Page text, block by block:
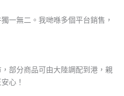
一無二。我哋喺多個平台銷售，
部分商品可由大陸調配到港，親
心！